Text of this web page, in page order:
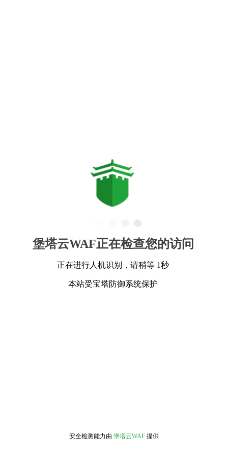
堡塔云WAF正在检查您的访问
正在进行人机识别，请稍等 1秒
本站受宝塔防御系统保护
安全检测能力由 堡塔云WAF 提供